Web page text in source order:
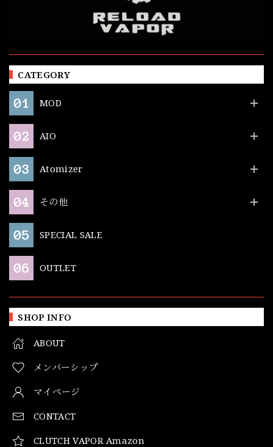
CATEGORY
MOD
AIO
Atomizer
その他
SPECIAL SALE
OUTLET
SHOP INFO
ABOUT
メンバーシップ
マイページ
CONTACT
CLUTCH VAPOR Amazon